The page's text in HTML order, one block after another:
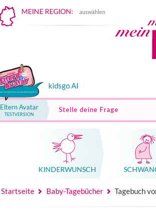
MEINE REGION: auswählen
kidsgo AI
Eltern Avatar
TESTVERSION
Stelle deine Frage
KINDER­WUNSCH
Startseite Baby-Tagebücher Tagebuch